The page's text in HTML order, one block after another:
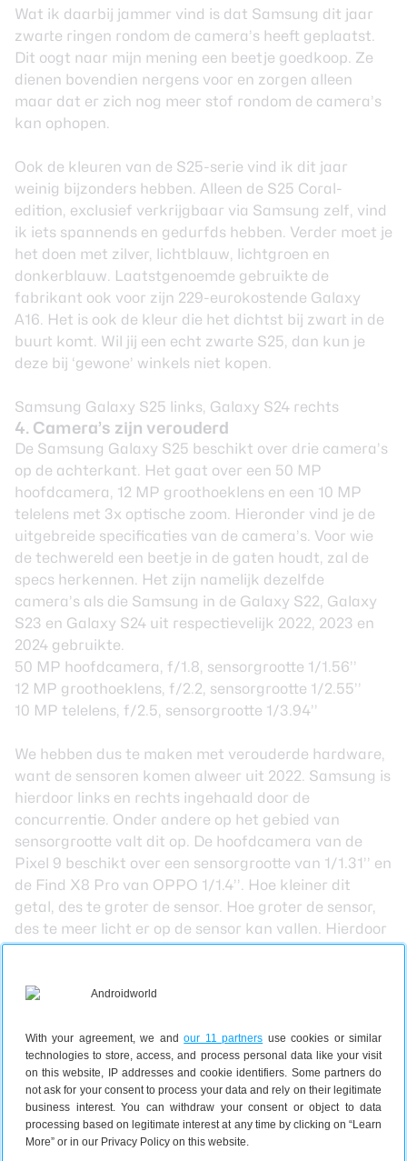
With your agreement, we andour 11 partners use cookies or similar
technologies to store, access, and process personal data like your visit
on this website, IP addresses and cookie identifiers. Some partners do
not ask for your consent to process your data and rely on their legitimate
business interest. You can withdraw your consent or object to data
processing based on legitimate interest at any time by clicking on “Learn
More” or in our Privacy Policy on this website.
Wat ik daarbij jammer vind is dat Samsung dit jaar
zwarte ringen rondom de camera’s heeft geplaatst.
Dit oogt naar mijn mening een beetje goedkoop. Ze
dienen bovendien nergens voor en zorgen alleen
maar dat er zich nog meer stof rondom de camera’s
kan ophopen.
Ook de kleuren van de S25-serie vind ik dit jaar
weinig bijzonders hebben. Alleen de S25 Coral-
edition, exclusief verkrijgbaar via Samsung zelf, vind
ik iets spannends en gedurfds hebben. Verder moet je
het doen met zilver, lichtblauw, lichtgroen en
donkerblauw. Laatstgenoemde gebruikte de
fabrikant ook voor zijn 229-eurokostende Galaxy
A16. Het is ook de kleur die het dichtst bij zwart in de
buurt komt. Wil jij een echt zwarte S25, dan kun je
deze bij ‘gewone’ winkels niet kopen.
Samsung Galaxy S25 links, Galaxy S24 rechts
4. Camera’s zijn verouderd
De Samsung Galaxy S25 beschikt over drie camera’s
op de achterkant. Het gaat over een 50 MP
hoofdcamera, 12 MP groothoeklens en een 10 MP
telelens met 3x optische zoom. Hieronder vind je de
uitgebreide specificaties van de camera’s. Voor wie
de techwereld een beetje in de gaten houdt, zal de
specs herkennen. Het zijn namelijk dezelfde
camera’s als die Samsung in de Galaxy S22, Galaxy
S23 en Galaxy S24 uit respectievelijk 2022, 2023 en
2024 gebruikte.
50 MP hoofdcamera, f/1.8, sensorgrootte 1/1.56’’
12 MP groothoeklens, f/2.2, sensorgrootte 1/2.55’’
10 MP telelens, f/2.5, sensorgrootte 1/3.94’’
We hebben dus te maken met verouderde hardware,
want de sensoren komen alweer uit 2022. Samsung is
hierdoor links en rechts ingehaald door de
concurrentie. Onder andere op het gebied van
sensorgrootte valt dit op. De hoofdcamera van de
Pixel 9 beschikt over een sensorgrootte van 1/1.31’’ en
de Find X8 Pro van OPPO 1/1.4’’. Hoe kleiner dit
getal, des te groter de sensor. Hoe groter de sensor,
des te meer licht er op de sensor kan vallen. Hierdoor
kan de sensor meer informatie vergaren en beelden
Het is jammer dat Samsung nog altijd gebruik maakt
en betere processoren de beelden verbeteren, loop je
na al die jaren tegen je limiet aan. En dit zie je bij de
beeldkwaliteit van foto’s die uit de camera’s van de
S25 komen. Foto’s die de S25 aflevert zijn niet slecht,
de kleuren zijn mooi en het contrast is hoog, het
detail in foto’s is wel ondermaats. Vooral als je dit